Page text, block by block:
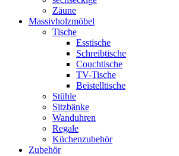
Zäune
Massivholzmöbel
Tische
Esstische
Schreibtische
Couchtische
TV-Tische
Beistelltische
Stühle
Sitzbänke
Wanduhren
Regale
Küchenzubehör
Zubehör